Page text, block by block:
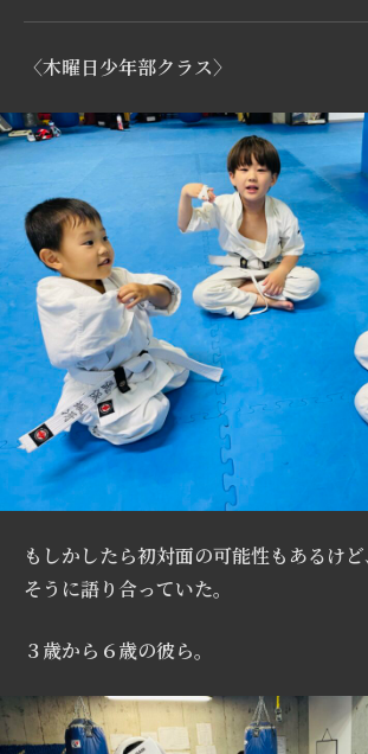
〈木曜日少年部クラス〉
もしかしたら初対面の可能性もあるけ
そうに語り合っていた。
３歳から６歳の彼ら。